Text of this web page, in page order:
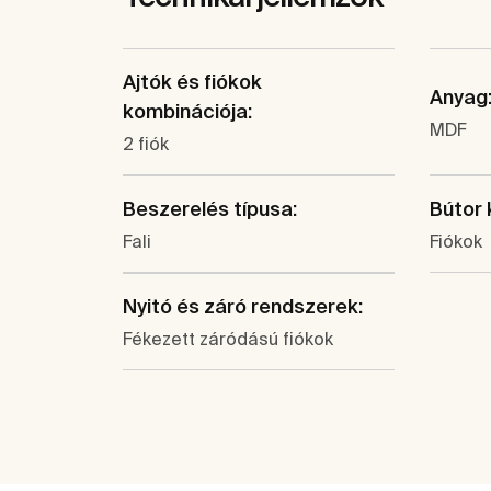
Ajtók és fiókok
kombinációja:
2 fiók
Anyag:
MDF
Beszerelés típusa:
Fali
Bútor
Fiókok
Nyitó és záró rendszerek:
Fékezett záródású fiókok